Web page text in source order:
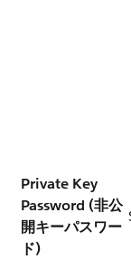
Private Key
Password (非公
開キーパスワー
ド)